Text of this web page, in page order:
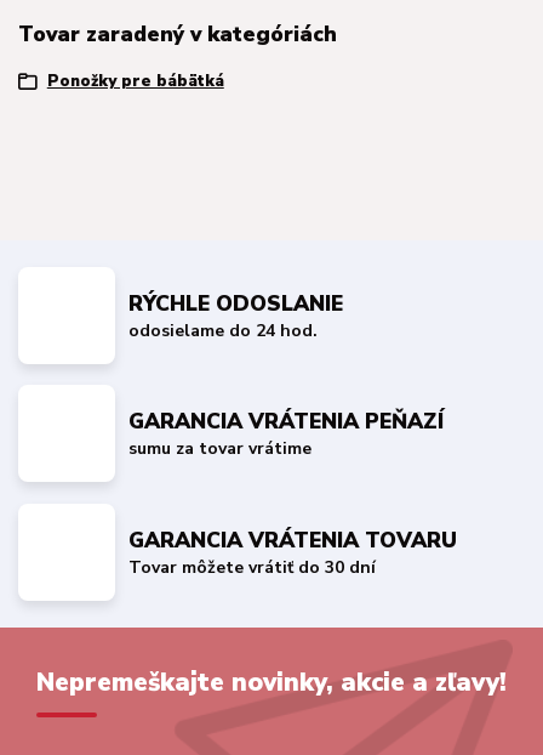
Tovar zaradený v kategóriách
Ponožky pre bábätká
RÝCHLE ODOSLANIE
odosielame do 24 hod.
GARANCIA VRÁTENIA PEŇAZÍ
sumu za tovar vrátime
GARANCIA VRÁTENIA TOVARU
Tovar môžete vrátiť do 30 dní
Nepremeškajte novinky, akcie a zľavy!